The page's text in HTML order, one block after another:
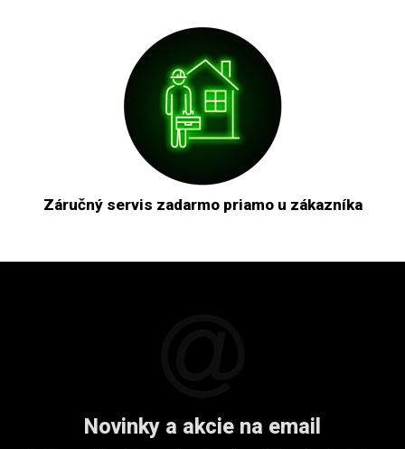
Záručný servis zadarmo priamo u zákazníka
Novinky a akcie na email